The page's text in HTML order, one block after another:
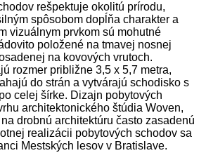
rešpektuje okolitú prírodu,
spôsobom dopĺňa charakter a
vizuálnym prvkom sú mohutné
položené na tmavej nosnej
na kovových vrutoch.
rozmer približne 3,5 x 5,7 metra,
do strán a vytvárajú schodisko s
celej šírke. Dizajn pobytových
architektonického štúdia Woven,
drobnú architektúru často zasadenú
realizácii pobytových schodov sa
Mestských lesov v Bratislave.